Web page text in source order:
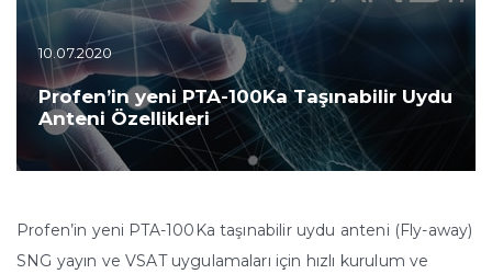
10.07.2020
Profen’in yeni PTA-100Ka Taşınabilir Uydu
Anteni Özellikleri
Profen’in yeni PTA-100Ka taşınabilir uydu anteni (Fly-away)
SNG yayın ve VSAT uygulamaları için hızlı kurulum ve